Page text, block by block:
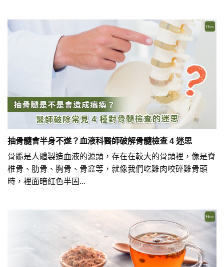
抽骨髓會半身不遂？血液科醫師破解骨髓檢查 4 迷思
骨髓是人體製造血液的源頭，存在在較大的骨頭裡，像是脊
椎骨、肋骨、胸骨、骨盆等，就像我們吃雞肉咬碎雞骨頭
時，裡面暗紅色半固...